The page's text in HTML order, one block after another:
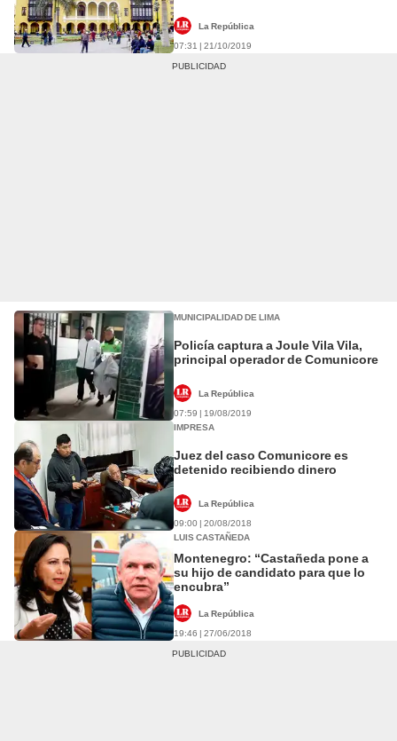
La República
07:31 | 21/10/2019
MUNICIPALIDAD DE LIMA
Policía captura a Joule Vila Vila,
principal operador de Comunicore
La República
07:59 | 19/08/2019
IMPRESA
Juez del caso Comunicore es
detenido recibiendo dinero
La República
09:00 | 20/08/2018
LUIS CASTAÑEDA
Montenegro: “Castañeda pone a
su hijo de candidato para que lo
encubra”
La República
19:46 | 27/06/2018